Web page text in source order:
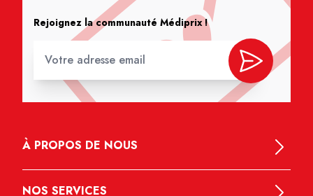
Rejoignez la communauté Médiprix !
À PROPOS DE NOUS
NOS SERVICES